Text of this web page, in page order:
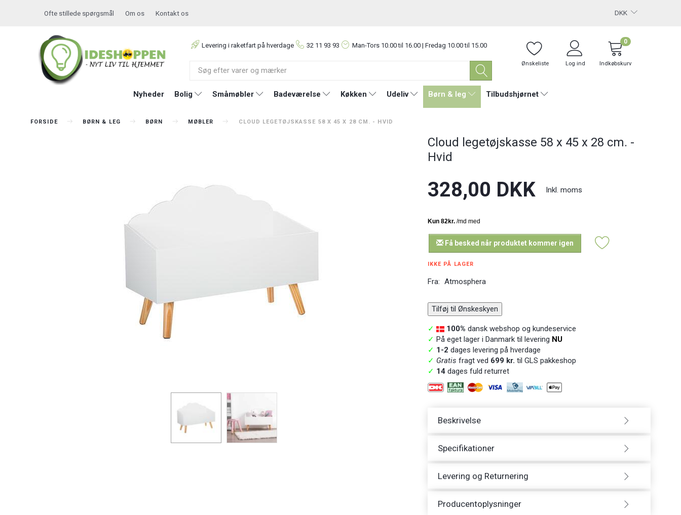
DKK
Ofte stillede spørgsmål Om os Kontakt os
Levering i raketfart på hverdage 32 11 93 93 Man-Tors 10.00 til 16.00 | Fredag 10.00 til 15.00
Ønskeliste Log ind Indkøbskurv
0
Nyheder Bolig Småmøbler Badeværelse Køkken Udeliv Børn & leg Tilbudshjørnet
FORSIDE BØRN & LEG BØRN MØBLER CLOUD LEGETØJSKASSE 58 X 45 X 28 CM. - HVID
Cloud legetøjskasse 58 x 45 x 28 cm. -
Hvid
328,00 DKK Inkl. moms
Få besked når produktet kommer igen
IKKE PÅ LAGER
Fra: Atmosphera
Tilføj til Ønskeskyen
✓ 100% dansk webshop og kundeservice
✓ På eget lager i Danmark til levering NU
✓ 1-2 dages levering på hverdage
✓ Gratis fragt ved 699 kr. til GLS pakkeshop
✓ 14dages fuld returret
Beskrivelse
Specifikationer
Levering og Returnering
Producentoplysninger